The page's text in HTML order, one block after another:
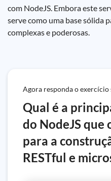
com NodeJS. Embora este
serve como uma base sólida
complexas e poderosas.
Agora responda o
Qual é a
do NodeJS que
para a
RESTful e